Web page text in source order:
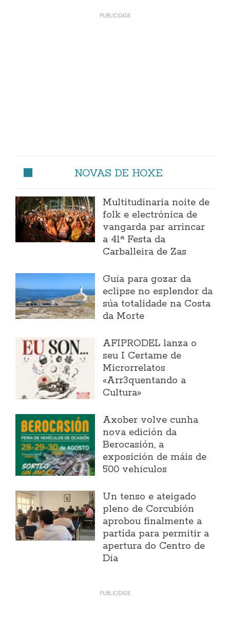
NOVAS DE HOXE
Multitudinaria noite de
folk e electrónica de
vangarda par arrincar
a 41ª Festa da
Carballeira de Zas
Guía para gozar da
eclipse no esplendor da
súa totalidade na Costa
da Morte
AFIPRODEL lanza o
seu I Certame de
Microrrelatos
«Arr3quentando a
Cultura»
Axober volve cunha
nova edición da
Berocasión, a
exposición de máis de
500 vehículos
Un tenso e ateigado
pleno de Corcubión
aprobou finalmente a
partida para permitir a
apertura do Centro de
Día